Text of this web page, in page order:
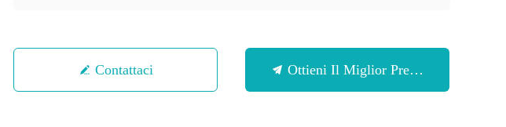
Contattaci Ottieni Il Miglior Prezzo